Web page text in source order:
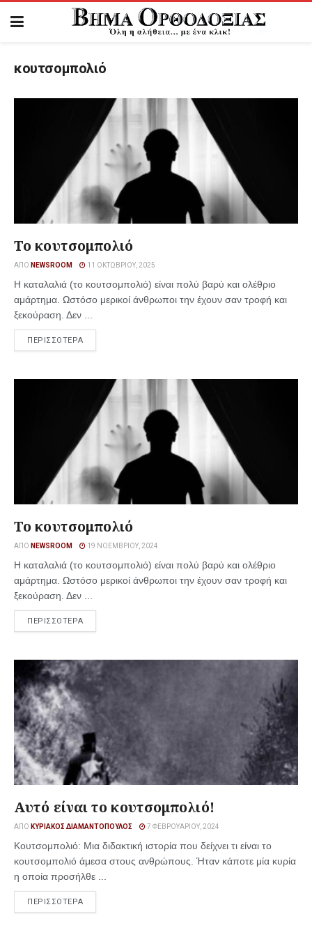
κουτσομπολιό
Το κουτσομπολιό
ΑΠΌ NEWSROOM 11 ΟΚΤΩΒΡΊΟΥ, 2025
Η καταλαλιά (το κουτσομπολιό) είναι πολύ βαρύ και ολέθριο
αμάρτημα. Ωστόσο μερικοί άνθρωποι την έχουν σαν τροφή και
ξεκούραση. Δεν ...
ΠΕΡΙΣΣΟΤΕΡΑ
Το κουτσομπολιό
ΑΠΌ NEWSROOM 19 ΝΟΕΜΒΡΊΟΥ, 2024
Η καταλαλιά (το κουτσομπολιό) είναι πολύ βαρύ και ολέθριο
αμάρτημα. Ωστόσο μερικοί άνθρωποι την έχουν σαν τροφή και
ξεκούραση. Δεν ...
ΠΕΡΙΣΣΟΤΕΡΑ
Αυτό είναι το κουτσομπολιό!
ΑΠΌ ΚΥΡΙΆΚΟΣ ΔΙΑΜΑΝΤΌΠΟΥΛΟΣ 7 ΦΕΒΡΟΥΑΡΊΟΥ, 2024
Κουτσομπολιό: Μια διδακτική ιστορία που δείχνει τι είναι το
κουτσομπολιό άμεσα στους ανθρώπους. Ήταν κάποτε μία κυρία
η οποία προσήλθε ...
ΠΕΡΙΣΣΟΤΕΡΑ